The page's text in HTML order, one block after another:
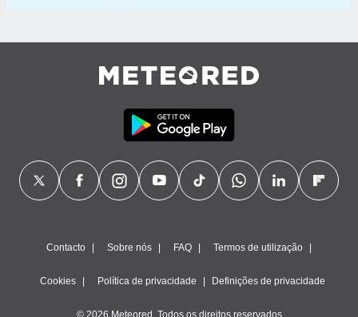
Contacto Sobre nós FAQ Termos de utilização
Cookies Política de privacidade Definições de privacidade
© 2026 Meteored. Todos os direitos reservados